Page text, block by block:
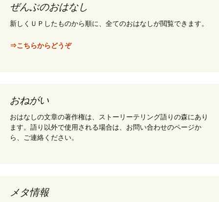
ぜんぶのおはなし
新しくＵＰしたものから順に、全てのおはなしが閲覧できます。
⇒こちらからどうぞ
おねがい
おはなしの文章の著作権は、ストーリーテリング語りの森にあり
ます。語り以外で使用される場合は、お問い合わせのページか
ら、ご連絡ください。
メタ情報